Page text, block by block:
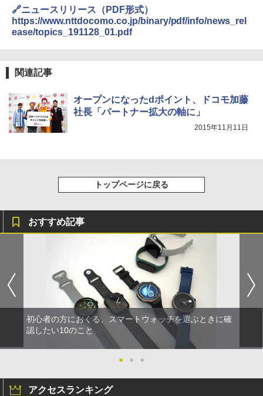
🔗ニュースリリース（PDF形式）
https://www.nttdocomo.co.jp/binary/pdf/info/news_rel
ease/topics_191128_01.pdf
関連記事
オープンになったdポイント、ドコモ加藤
社長「パートナー拡大の軸に」
2015年11月11日
トップページに戻る
おすすめ記事
初心者の方におくる、スマートウォッチを選ぶときに確
認したい10のこと
● ● ●
アクセスランキング